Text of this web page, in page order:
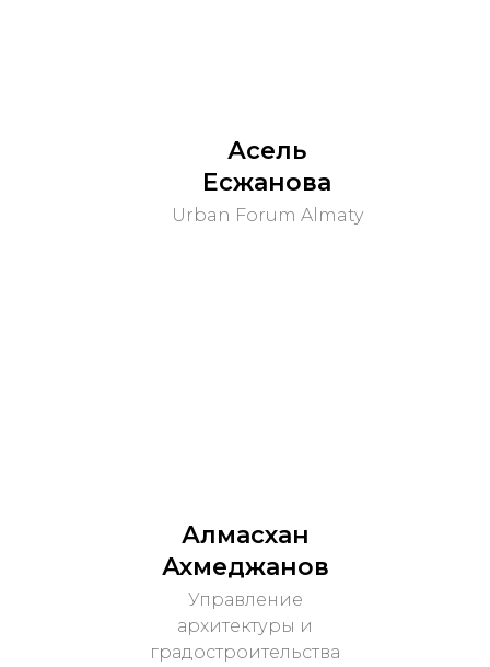
Асель
Есжанова
Urban Forum Almaty
Алмасхан
Ахмеджанов
Управление
архитектуры и
градостроительства